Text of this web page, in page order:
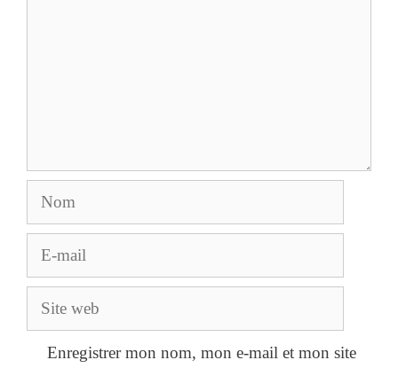
Nom
E-
Site
Enregistrer mon nom, mon e-mail et mon site